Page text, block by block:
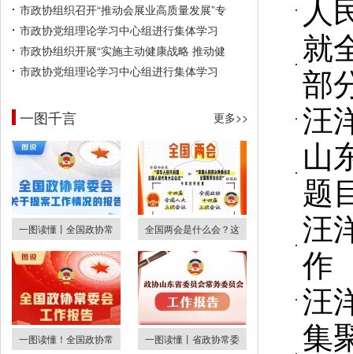
市政协组织召开“推动会展业高质量发展”专
市政协党组理论学习中心组进行集体学习
市政协组织开展“实施主动健康战略 推动健
市政协党组理论学习中心组进行集体学习
一图千言 更多>>
一图读懂丨全国政协常 全国两会是什么会？这
一图读懂！全国政协常 一图读懂丨省政协常委
人
就
部
汪
山
题
汪
作
汪
集